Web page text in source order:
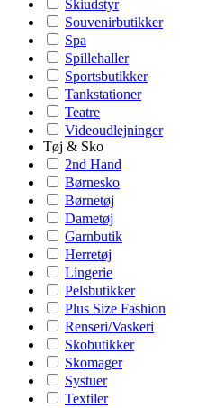
Skiudstyr
Souvenirbutikker
Spa
Spillehaller
Sportsbutikker
Tankstationer
Teatre
Videoudlejninger
Tøj & Sko
2nd Hand
Børnesko
Børnetøj
Dametøj
Garnbutik
Herretøj
Lingerie
Pelsbutikker
Plus Size Fashion
Renseri/Vaskeri
Skobutikker
Skomager
Systuer
Textiler